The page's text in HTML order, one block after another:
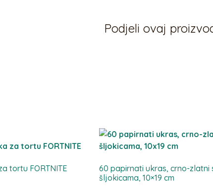
Podjeli ovaj
tortu FORTNITE
60 papirnati ukras, crno-zlatni
šljokicama, 10×19 cm